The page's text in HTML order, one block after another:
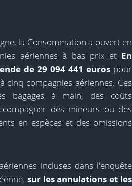
la Consommation a ouvert en
aériennes à bas prix et En
de 29 094 441 eurospour
compagnies aériennes. Ces
bagages à main, des coûts
des mineurs ou des
en espèces et des omissions
incluses dans l'enquête
sur les annulations et les